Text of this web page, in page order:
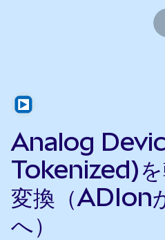
Analog
Tokenized)を
変換（ADIon
へ）